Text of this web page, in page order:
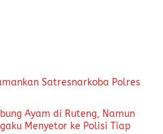
Satresnarkoba Polres
Ayam di Ruteng, Namun
Menyetor ke Polisi Tiap